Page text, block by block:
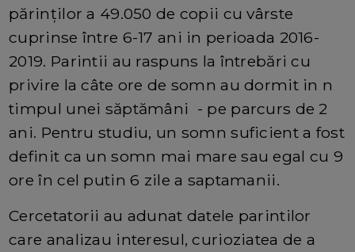
părinților a 49.050 de copii cu vârste
cuprinse între 6-17 ani in perioada 2016-
2019. Parintii au raspuns la întrebări cu
privire la câte ore de somn au dormit in n
timpul unei săptămâni - pe parcurs de 2
ani. Pentru studiu, un somn suficient a fost
definit ca un somn mai mare sau egal cu 9
ore în cel putin 6 zile a saptamanii.
Cercetatorii au adunat datele parintilor
care analizau interesul, curioziatea de a